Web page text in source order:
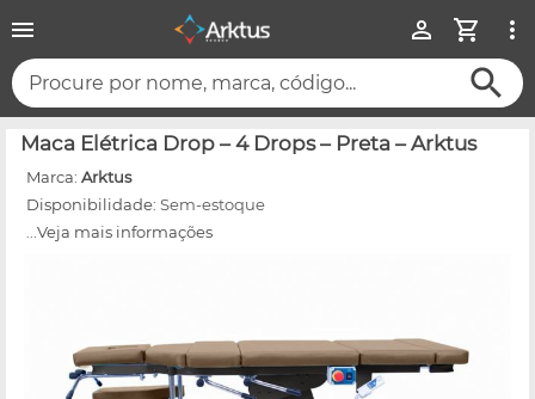
Procure por nome, marca, código...
Maca Elétrica Drop – 4 Drops – Preta – Arktus
Marca: Arktus
Disponibilidade: Sem-estoque
...Veja mais informações